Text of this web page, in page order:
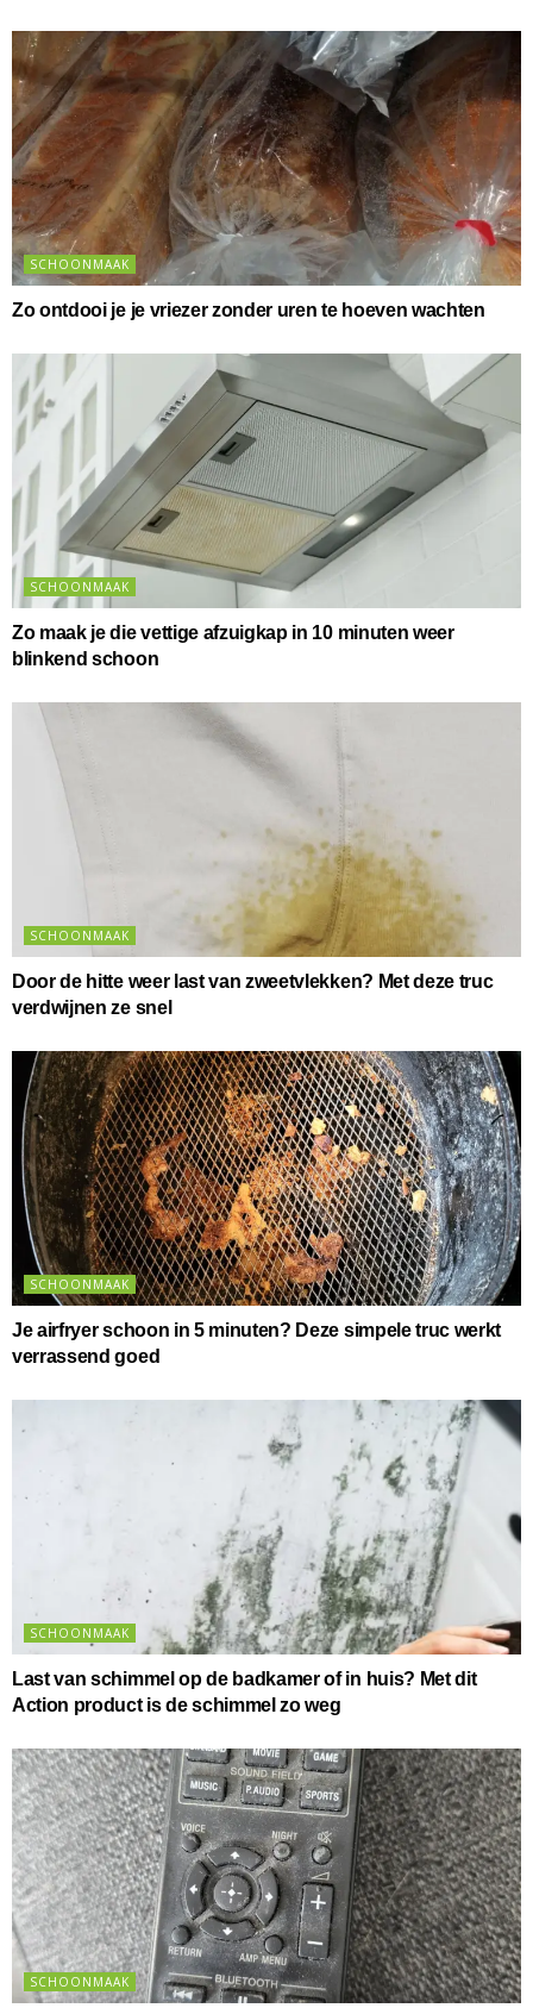
SCHOONMAAK
Zo ontdooi je je vriezer zonder uren te hoeven wachten
SCHOONMAAK
Zo maak je die vettige afzuigkap in 10 minuten weer
blinkend schoon
SCHOONMAAK
Door de hitte weer last van zweetvlekken? Met deze truc
verdwijnen ze snel
SCHOONMAAK
Je airfryer schoon in 5 minuten? Deze simpele truc werkt
verrassend goed
SCHOONMAAK
Last van schimmel op de badkamer of in huis? Met dit
Action product is de schimmel zo weg
SCHOONMAAK